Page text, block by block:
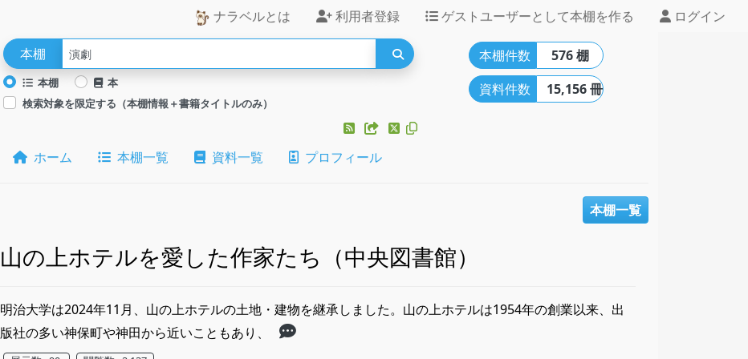
ナラベルとは 利用者登録 ゲストユーザーとして本棚を作る ログイン
本棚
本棚
本
検索対象を限定する（本棚情報＋書籍タイトルのみ）
ホーム 本棚一覧 資料一覧 プロフィール
本棚件数
576 棚
資料件数
15,156 冊
本棚一覧
山の上ホテルを愛した作家たち（中央図書館）
明治大学は2024年11月、山の上ホテルの土地・建物を継承しました。山の上ホテルは1954年の創業以来、出
版社の多い神保町や神田から近いこともあり、